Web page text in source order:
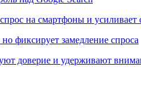
на смартфоны и
фиксирует замедление спроса
доверие и удерживают